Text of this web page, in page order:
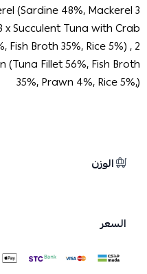
(Sardine 48%, Mackerel
x Succulent Tuna with Crab
Broth 35%, Rice 5%) , 2
Fillet 56%, Fish Broth
35%, Prawn 4%, Rice 5%,)
الوزن
السعر